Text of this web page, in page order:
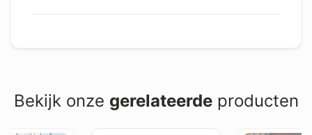
Bekijk onze gerelateerdeproducten